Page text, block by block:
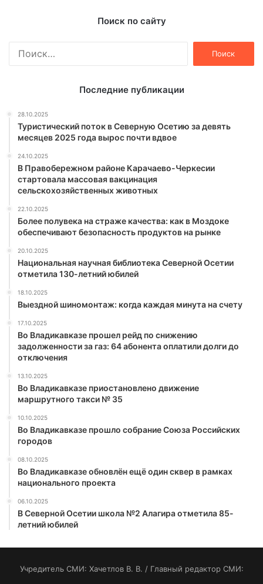
Поиск по сайту
Последние публикации
28.10.2025
Туристический поток в Северную Осетию за девять
месяцев 2025 года вырос почти вдвое
24.10.2025
В Правобережном районе Карачаево-Черкесии
стартовала массовая вакцинация
сельскохозяйственных животных
22.10.2025
Более полувека на страже качества: как в Моздоке
обеспечивают безопасность продуктов на рынке
20.10.2025
Национальная научная библиотека Северной Осетии
отметила 130-летний юбилей
18.10.2025
Выездной шиномонтаж: когда каждая минута на счету
17.10.2025
Во Владикавказе прошел рейд по снижению
задолженности за газ: 64 абонента оплатили долги до
отключения
13.10.2025
Во Владикавказе приостановлено движение
маршрутного такси № 35
10.10.2025
Во Владикавказе прошло собрание Союза Российских
городов
08.10.2025
Во Владикавказе обновлён ещё один сквер в рамках
национального проекта
06.10.2025
В Северной Осетии школа №2 Алагира отметила 85-
летний юбилей
Учредитель СМИ: Хaчeтлoв B. B. / Главный редактор СМИ: